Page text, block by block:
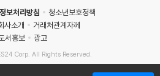
보처리방침
청소년보호정책
사소개
거래처관계자께
도서홍보
광고
Corp. All Rights Reserved.